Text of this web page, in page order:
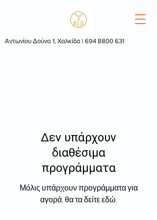
Αντωνίου Δούνα 1, Χαλκίδα | 694 8800 631
Δεν υπάρχουν
διαθέσιμα
προγράμματα
Μόλις υπάρχουν προγράμματα για
αγορά, θα τα δείτε εδώ.